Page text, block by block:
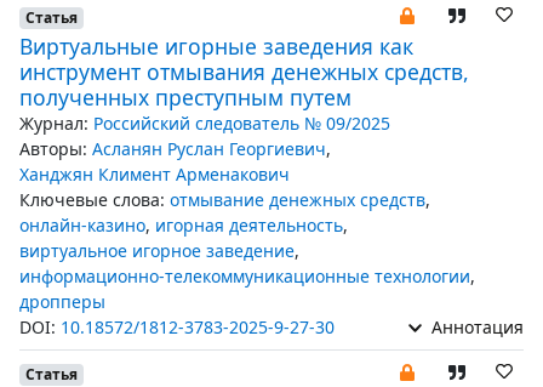
Статья
Виртуальные игорные заведения как
инструмент отмывания денежных средств,
полученных преступным путем
Журнал: Российский следователь № 09/2025
Авторы: Асланян Руслан Георгиевич,
Ханджян Климент Арменакович
Ключевые слова: отмывание денежных средств,
онлайн-казино, игорная деятельность,
виртуальное игорное заведение,
информационно-телекоммуникационные технологии,
дропперы
DOI: 10.18572/1812-3783-2025-9-27-30 Аннотация
Статья